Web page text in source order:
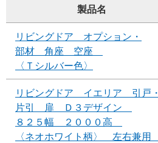
製品名
リビングドア オプション・
部材 角座 空座
〈Ｔシルバー色〉
リビングドア イエリア 引戸・
片引 扉 Ｄ３デザイン
８２５幅 ２０００高
〈ネオホワイト柄〉 左右兼用